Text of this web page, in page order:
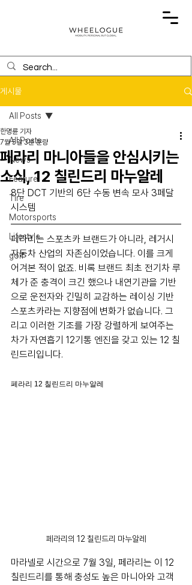
게시물
All Posts
News
Feature
Tire
Motorsports
Lifestyle
golf
All Posts
페라리 마니아들을 안심시키는
소식, 12 칠린드리 마누알레
한명륜 기자
7월 5일 3분 분량
8단 DCT 기반의 6단 수동 변속 모사 3페달
시스템
페라리는 스포츠카 브랜드가 아니라, 레거시
자동차 산업의 자존심이었습니다. 이를 크게
어겨본 적이 없죠. 비록 브랜드 최초 전기차 루
체가 준 충격이 크긴 했으나 내연기관을 기반
으로 운전자와 긴밀히 교감하는 레이싱 기반
스포츠카라는 지향점에 변화가 없습니다. 그
리고 이러한 기조를 가장 강렬하게 보여주는
차가 자연흡기 12기통 엔진을 갖고 있는 12 칠
린드리입니다.
페라리 12 칠린드리 마누알레
페라리의 12 칠린드리 마누알레
마라넬로 시간으로 7월 3일, 페라리는 이 12
칠린드리를 통해 충성도 높은 마니아와 고객